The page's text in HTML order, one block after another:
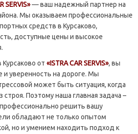
SERVIS»— ваш надежный партнер на
Мы оказываем профессиональные
средств в Курсаково,
доступные цены и высокое
от «ISTRA CAR SERVIS», вы
и уверенность на дороге. Мы
может быть ситуация, когда
Поэтому наша главная задача –
решить вашу
обладают не только опытом
но и умением находить подход к